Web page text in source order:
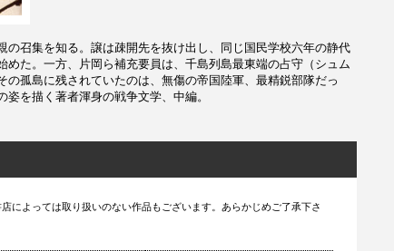
の召集を知る。譲は疎開先を抜け出し、同じ国民学校六年の静代
めた。一方、片岡ら補充要員は、千島列島最東端の占守（シュム
孤島に残されていたのは、無傷の帝国陸軍、最精鋭部隊だっ
を描く著者渾身の戦争文学、中編。
によっては取り扱いのない作品もございます。あらかじめご了承下さ